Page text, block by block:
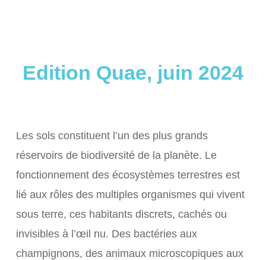
Edition Quae, juin 2024
Les sols constituent l’un des plus grands
réservoirs de biodiversité de la planète. Le
fonctionnement des écosystèmes terrestres est
lié aux rôles des multiples organismes qui vivent
sous terre, ces habitants discrets, cachés ou
invisibles à l’œil nu. Des bactéries aux
champignons, des animaux microscopiques aux